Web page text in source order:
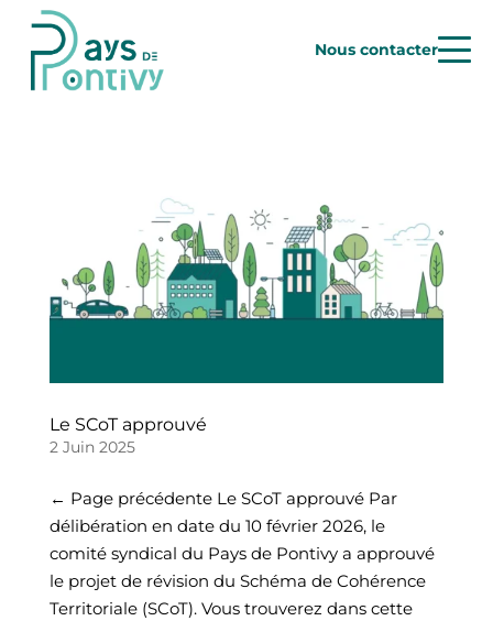
Nous contacter
Le SCoT approuvé
2 Juin 2025
← Page précédente Le SCoT approuvé Par
délibération en date du 10 février 2026, le
comité syndical du Pays de Pontivy a approuvé
le projet de révision du Schéma de Cohérence
Territoriale (SCoT). Vous trouverez dans cette